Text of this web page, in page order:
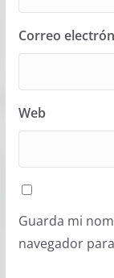
Correo
Web
Guarda mi
navegador